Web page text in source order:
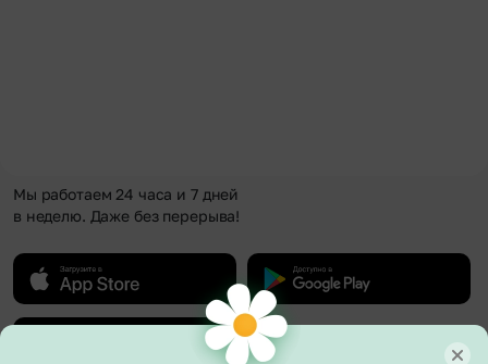
Мы работаем 24 часа и 7 дней
в неделю. Даже без перерыва!